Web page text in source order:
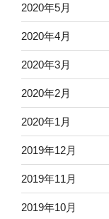
2020年5月
2020年4月
2020年3月
2020年2月
2020年1月
2019年12月
2019年11月
2019年10月